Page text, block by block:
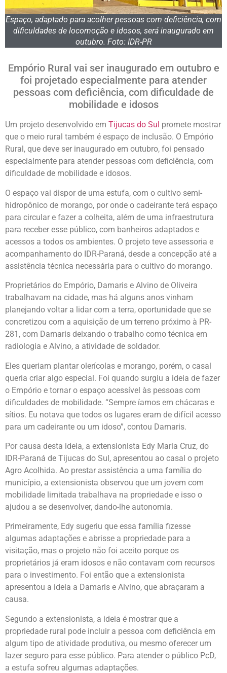
Espaço, adaptado para acolher pessoas com deficiência, com
dificuldades de locomoção e idosos, será inaugurado em
outubro. Foto: IDR-PR
Empório Rural vai ser inaugurado em outubro e
foi projetado especialmente para atender
pessoas com deficiência, com dificuldade de
mobilidade e idosos
Um projeto desenvolvido em Tijucas do Sul promete mostrar
que o meio rural também é espaço de inclusão. O Empório
Rural, que deve ser inaugurado em outubro, foi pensado
especialmente para atender pessoas com deficiência, com
dificuldade de mobilidade e idosos.
O espaço vai dispor de uma estufa, com o cultivo semi-
hidropônico de morango, por onde o cadeirante terá espaço
para circular e fazer a colheita, além de uma infraestrutura
para receber esse público, com banheiros adaptados e
acessos a todos os ambientes. O projeto teve assessoria e
acompanhamento do IDR-Paraná, desde a concepção até a
assistência técnica necessária para o cultivo do morango.
Proprietários do Empório, Damaris e Alvino de Oliveira
trabalhavam na cidade, mas há alguns anos vinham
planejando voltar a lidar com a terra, oportunidade que se
concretizou com a aquisição de um terreno próximo à PR-
281, com Damaris deixando o trabalho como técnica em
radiologia e Alvino, a atividade de soldador.
Eles queriam plantar olerícolas e morango, porém, o casal
queria criar algo especial. Foi quando surgiu a ideia de fazer
o Empório e tornar o espaço acessível às pessoas com
dificuldades de mobilidade. “Sempre íamos em chácaras e
sítios. Eu notava que todos os lugares eram de difícil acesso
para um cadeirante ou um idoso”, contou Damaris.
Por causa desta ideia, a extensionista Edy Maria Cruz, do
IDR-Paraná de Tijucas do Sul, apresentou ao casal o projeto
Agro Acolhida. Ao prestar assistência a uma família do
município, a extensionista observou que um jovem com
mobilidade limitada trabalhava na propriedade e isso o
ajudou a se desenvolver, dando-lhe autonomia.
Primeiramente, Edy sugeriu que essa família fizesse
algumas adaptações e abrisse a propriedade para a
visitação, mas o projeto não foi aceito porque os
proprietários já eram idosos e não contavam com recursos
para o investimento. Foi então que a extensionista
apresentou a ideia a Damaris e Alvino, que abraçaram a
causa.
Segundo a extensionista, a ideia é mostrar que a
propriedade rural pode incluir a pessoa com deficiência em
algum tipo de atividade produtiva, ou mesmo oferecer um
lazer seguro para esse público. Para atender o público PcD,
a estufa sofreu algumas adaptações.